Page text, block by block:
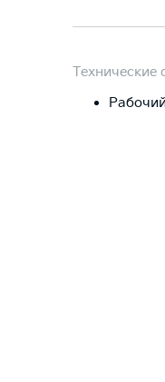
Технические